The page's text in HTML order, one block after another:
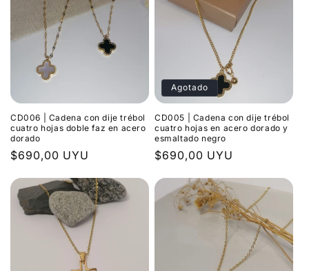
CD006 | Cadena con dije trébol
cuatro hojas doble faz en acero
dorado
Precio
$690,00 UYU
Agotado
CD005 | Cadena con dije trébol
cuatro hojas en acero dorado y
esmaltado negro
Precio
$690,00 UYU